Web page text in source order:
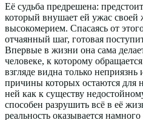
Её судьба предрешена:
который внушает ей ужас своей
высокомерием. Спасаясь от
отчаянный шаг, готовая
Впервые в жизни она сама
человеке, к которому
взгляде видна только
причины которых остаются для
ней как к существу
способен разрушить всё в её
реальность оказывается